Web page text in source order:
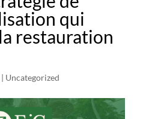
qui
restauration
Uncategorized